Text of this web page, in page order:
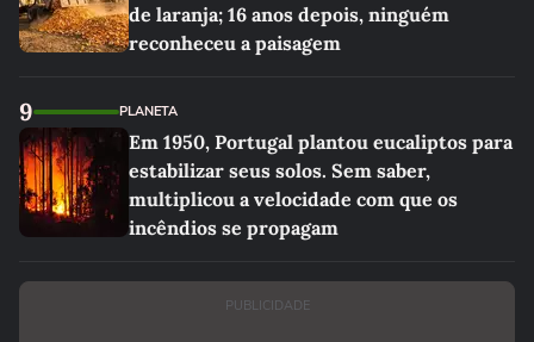
de laranja; 16 anos depois, ninguém
reconheceu a paisagem
9 PLANETA
Em 1950, Portugal plantou eucaliptos para
estabilizar seus solos. Sem saber,
multiplicou a velocidade com que os
incêndios se propagam
PUBLICIDADE